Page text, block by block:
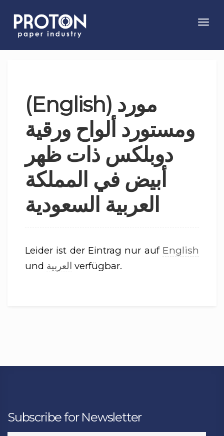
(English) مورد
ومستورد ألواح ورقية
دوبلكس ذات ظهر
أبيض في المملكة
العربية السعودية
Leider ist der Eintrag nur auf English
und العربية verfügbar.
Subscribe for Newsletter